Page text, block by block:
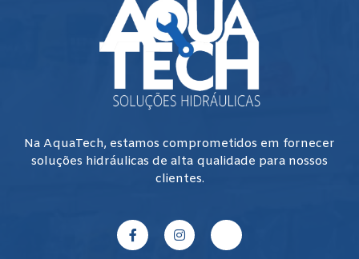
Na AquaTech, estamos comprometidos em fornecer
soluções hidráulicas de alta qualidade para nossos
clientes.